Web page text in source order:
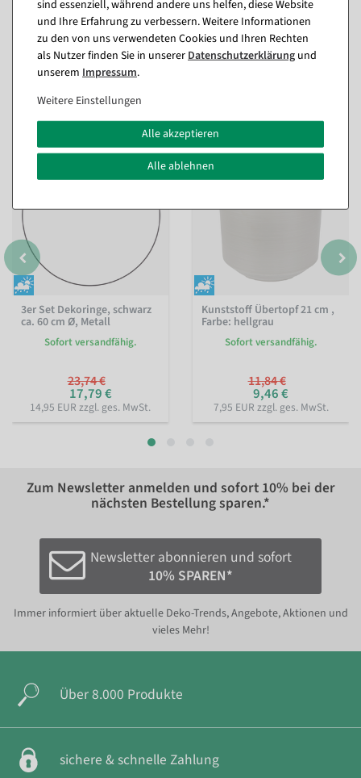
Passende Artikel zu diesem Produkt
%
3er Set Dekoringe, schwarz
ca. 60 cm Ø, Metall
Sofort versandfähig.
23,74 €
17,79 €
14,95 EUR zzgl. ges. MwSt.
%
Kunststoff Übertopf 21 cm ,
Farbe: hellgrau
Sofort versandfähig.
11,84 €
9,46 €
7,95 EUR zzgl. ges. MwSt.
Zum Newsletter anmelden und sofort 10% bei der
nächsten Bestellung sparen.*
Newsletter abonnieren und sofort
10% SPAREN*
Immer informiert über aktuelle Deko-Trends, Angebote, Aktionen und
vieles Mehr!
Über 8.000 Produkte
sichere & schnelle Zahlung
sind essenziell, während andere uns helfen, diese Website
und Ihre Erfahrung zu verbessern. Weitere Informationen
zu den von uns verwendeten Cookies und Ihren Rechten
als Nutzer finden Sie in unsererDaten­schutz­erklärung und
unserem Impressum.
Weitere Einstellungen
Alle akzeptieren
Alle ablehnen